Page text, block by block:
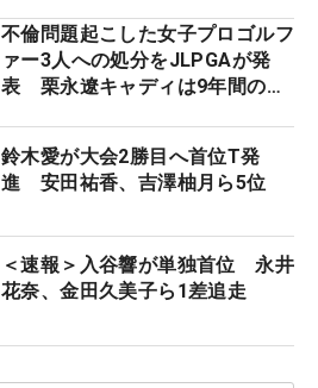
不倫問題起こした女子プロゴルフ
ァー3人への処分をJLPGAが発
表 栗永遼キャディは9年間の立
鈴木愛が大会2勝目へ首位T発
進 安田祐香、吉澤柚月ら5位
＜速報＞入谷響が単独首位 永井
花奈、金田久美子ら1差追走